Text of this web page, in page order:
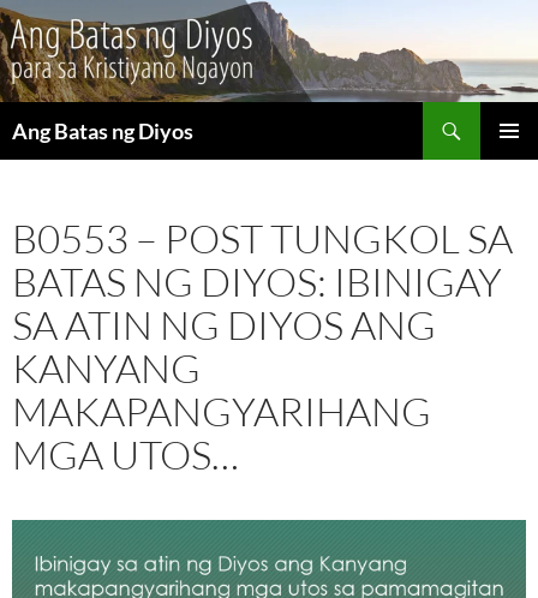
Ang Batas ng Diyos
B0553 – POST TUNGKOL SA
BATAS NG DIYOS: IBINIGAY
SA ATIN NG DIYOS ANG
KANYANG
MAKAPANGYARIHANG
MGA UTOS…